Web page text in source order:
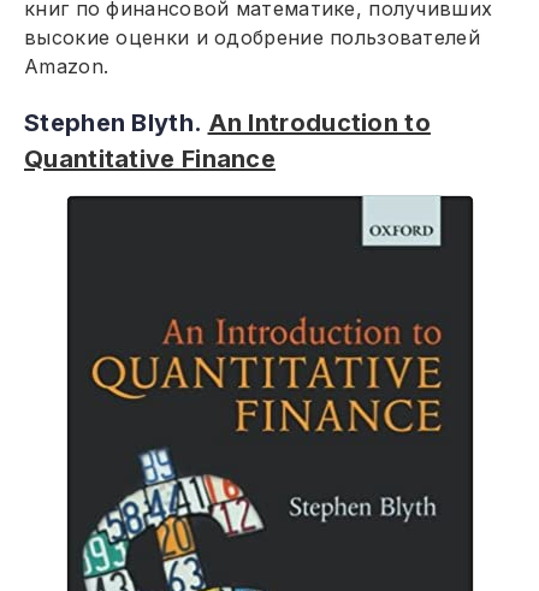
книг по финансовой математике, получивших
высокие оценки и одобрение пользователей
Amazon.
Stephen Blyth. An Introduction to
Quantitative Finance